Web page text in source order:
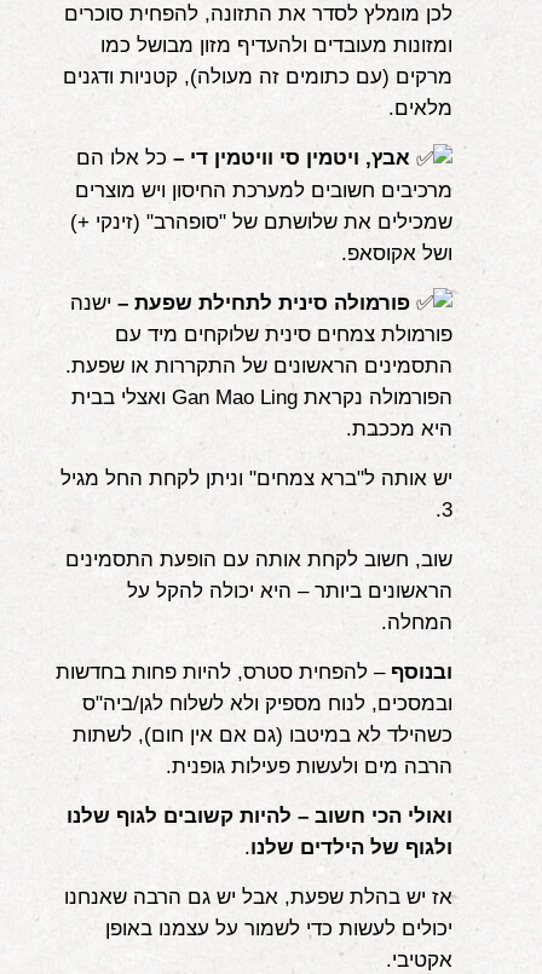
לכן מומלץ לסדר את התזונה, להפחית סוכרים
ומזונות מעובדים ולהעדיף מזון מבושל כמו
מרקים (עם כתומים זה מעולה), קטניות ודגנים
מלאים.
אבץ, ויטמין סי וויטמין די – כל אלו הם
מרכיבים חשובים למערכת החיסון ויש מוצרים
שמכילים את שלושתם של "סופהרב" (זינקי +)
ושל אקוסאפ.
פורמולה סינית לתחילת שפעת – ישנה
פורמולת צמחים סינית שלוקחים מיד עם
התסמינים הראשונים של התקררות או שפעת.
הפורמולה נקראת Gan Mao Ling ואצלי בבית
היא מככבת.
יש אותה ל"ברא צמחים" וניתן לקחת החל מגיל
3.
שוב, חשוב לקחת אותה עם הופעת התסמינים
הראשונים ביותר – היא יכולה להקל על
המחלה.
ובנוסף – להפחית סטרס, להיות פחות בחדשות
ובמסכים, לנוח מספיק ולא לשלוח לגן/ביה"ס
כשהילד לא במיטבו (גם אם אין חום), לשתות
הרבה מים ולעשות פעילות גופנית.
ואולי הכי חשוב – להיות קשובים לגוף שלנו
ולגוף של הילדים שלנו.
אז יש בהלת שפעת, אבל יש גם הרבה שאנחנו
יכולים לעשות כדי לשמור על עצמנו באופן
אקטיבי.